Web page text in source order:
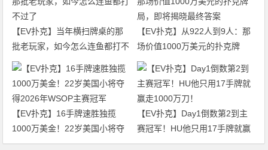
【EV扑克】当年横扫牌桌的那
批老玩家，如今怎么连鱼都打不
过了
【EV扑克】从922人到9人：那
场价值1000万美元的扑克牌
局，即将揭晓最终答案
【EV扑克】16手牌速胜独揽
1000万美金！22岁美国小将夺
得2026年WSOP主赛冠军
【EV扑克】Day1倒数第2到主
赛冠军！HU他只用17手牌就赢
走1000万刀！